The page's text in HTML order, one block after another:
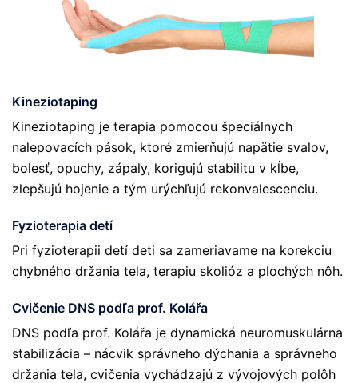
Kineziotaping
Kineziotaping je terapia pomocou špeciálnych
nalepovacích pások, ktoré zmierňujú napätie svalov,
bolesť, opuchy, zápaly, korigujú stabilitu v kĺbe,
zlepšujú hojenie a tým urýchľujú rekonvalescenciu.
Fyzioterapia detí
Pri fyzioterapii detí deti sa zameriavame na korekciu
chybného držania tela, terapiu skolióz a plochých nôh.
Cvičenie DNS podľa prof. Kolářa
DNS podľa prof. Kolářa je dynamická neuromuskulárna
stabilizácia – nácvik správneho dýchania a správneho
držania tela, cvičenia vychádzajú z vývojových polôh